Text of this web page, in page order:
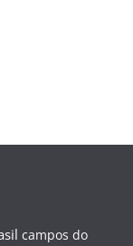
campos do